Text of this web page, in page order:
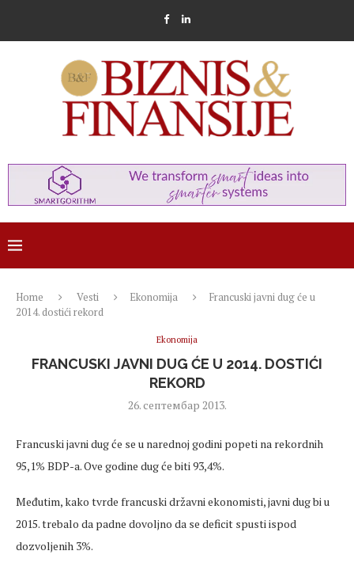
Home Vesti Ekonomija
Francuski javni dug će u
2014. dostići rekord
Ekonomija
FRANCUSKI JAVNI DUG ĆE U 2014. DOSTIĆI
REKORD
26. септембар 2013.
Francuski javni dug će se u narednoj godini popeti na rekordnih
95,1% BDP-a. Ove godine dug će biti 93,4%.
Međutim, kako tvrde francuski državni ekonomisti, javni dug bi u
2015. trebalo da padne dovoljno da se deficit spusti ispod
dozvoljenih 3%.